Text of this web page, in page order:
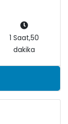
1 Saat,50
dakika